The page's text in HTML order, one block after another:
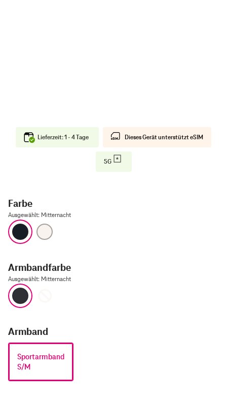
Lieferzeit: 1 - 4 Tage Dieses Gerät unterstützt eSIM
5G
Farbe
Ausgewählt: Mitternacht
Mitternacht
Armbandfarbe
Ausgewählt: Mitternacht
Armband
Sportarmband
S/M